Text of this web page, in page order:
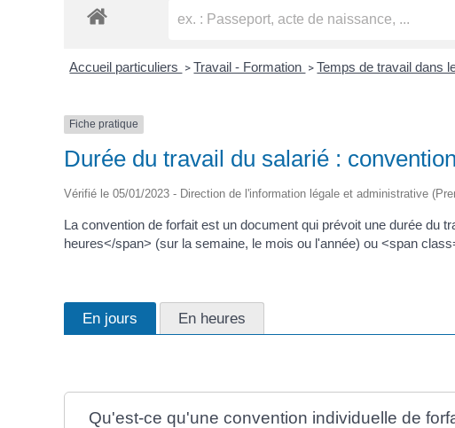
Accueil particuliers > Travail - Formation > Temps de travail dans
Fiche pratique
Durée du travail du salarié :
Vérifié le 05/01/2023 - Direction de l'information légale et administrative
La convention de forfait est un document qui prévoit une durée du
heures</span> (sur la semaine, le mois ou l'année) ou <span
En jours En heures
Qu'est-ce qu'une convention individuelle de